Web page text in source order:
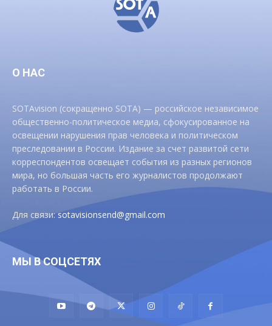
О НАС
SOTAvision (сокращенно SOTA) — российское независимое
общественно-политическое медиа, сфокусированное на
освещении нарушения прав человека и политическом
преследовании в России. Издание за счет развитой сети
корреспондентов освещает события из разных регионов
мира, но большая часть его журналистов продолжают
работать в России.
Для связи:sotavisionsend@gmail.com
МЫ В СОЦСЕТЯХ